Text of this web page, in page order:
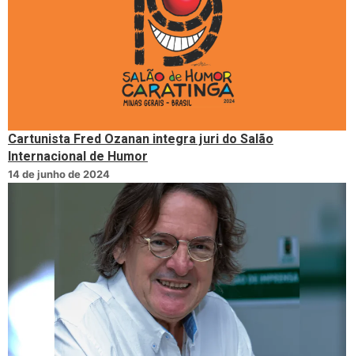
Cartunista Fred Ozanan integra juri do Salão
Internacional de Humor
14 de junho de 2024